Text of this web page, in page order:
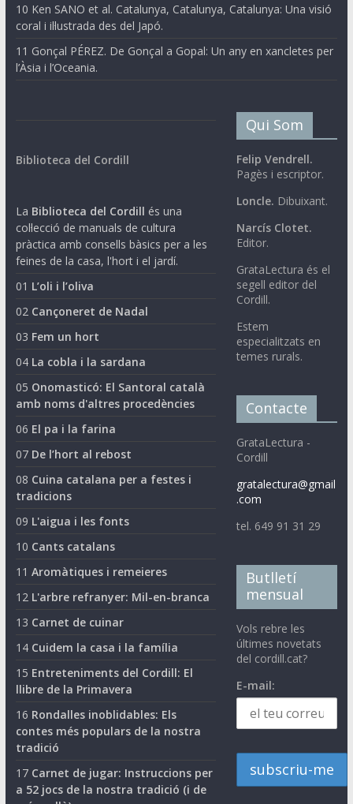
10 Ken SANO et al. Catalunya, Catalunya, Catalunya: Una visió
coral i il·lustrada des del Japó.
11 Gonçal PÉREZ. De Gonçal a Gopal: Un any en xancletes per
l’Àsia i l’Oceania.
Biblioteca del Cordill
La Biblioteca del Cordill és una
col·lecció de manuals de cultura
pràctica amb consells bàsics per a les
feines de la casa, l'hort i el jardí.
01 L’oli i l’oliva
02 Cançoneret de Nadal
03 Fem un hort
04 La cobla i la sardana
05 Onomasticó: El Santoral català
amb noms d'altres procedències
06 El pa i la farina
07 De l’hort al rebost
08 Cuina catalana per a festes i
tradicions
09 L'aigua i les fonts
10 Cants catalans
11 Aromàtiques i remeieres
12 L'arbre refranyer: Mil-en-branca
13 Carnet de cuinar
14 Cuidem la casa i la família
15 Entreteniments del Cordill: El
llibre de la Primavera
16 Rondalles inoblidables: Els
contes més populars de la nostra
tradició
17 Carnet de jugar: Instruccions per
a 52 jocs de la nostra tradició (i de
Qui Som
Felip Vendrell.
Pagès i escriptor.
Loncle. Dibuixant.
Narcís Clotet.
Editor.
GrataLectura és el
segell editor del
Cordill.
Estem
especialitzats en
temes rurals.
Contacte
GrataLectura -
Cordill
gratalectura@gmail
.com
tel. 649 91 31 29
Butlletí
mensual
Vols rebre les
últimes novetats
del cordill.cat?
E-mail: